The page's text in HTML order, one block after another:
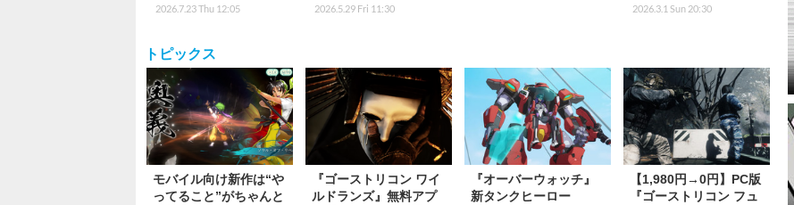
2026.7.23 Thu 12:05 2026.5.29 Fri 11:30 2026.3.1 Sun 20:30
トピックス
モバイル向け新作は“や
ってること”がちゃんと
『ゴーストリコン ワイ
ルドランズ』無料アプ
『オーバーウォッチ』
新タンクヒーロー
【1,980円→0円】PC版
『ゴーストリコン フュ